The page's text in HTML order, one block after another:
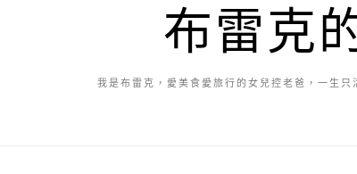
布雷克
我是布雷克，愛美食愛旅行的女兒控老爸，一生